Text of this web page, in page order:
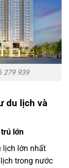
279 939
du lịch và
lớn
lịch lớn nhất
trong nước